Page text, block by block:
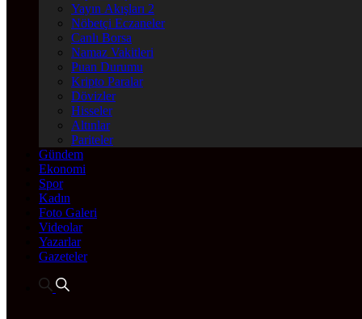
Yayın Akışları 2
Nöbetçi Eczaneler
Canlı Borsa
Namaz Vakitleri
Puan Durumu
Kripto Paralar
Dövizler
Hisseler
Altınlar
Pariteler
Gündem
Ekonomi
Spor
Kadın
Foto Galeri
Videolar
Yazarlar
Gazeteler